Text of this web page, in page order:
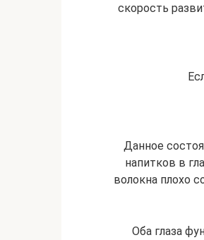
скорость
Данное
напитков в
волокна плохо
Оба глаза